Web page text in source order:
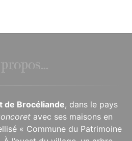
de Brocéliande, dans le pays
avec ses maisons en
« Commune du Patrimoine